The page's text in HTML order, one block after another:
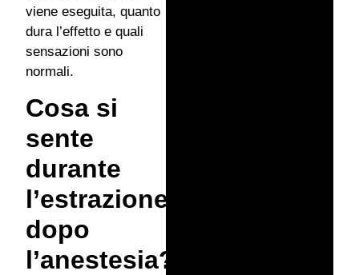
viene eseguita, quanto
dura l’effetto e quali
sensazioni sono
normali.
Cosa si
sente
durante
l’estrazione
dopo
l’anestesia?